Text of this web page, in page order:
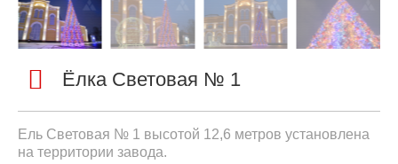
Ёлка Световая № 1
Ель Световая № 1 высотой 12,6 метров установлена
на территории завода.